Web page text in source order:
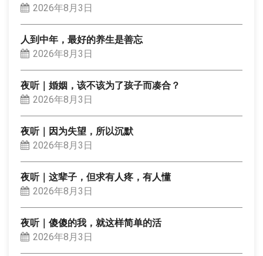
2026年8月3日
人到中年，最好的养生是善忘
2026年8月3日
夜听｜婚姻，该不该为了孩子而凑合？
2026年8月3日
夜听｜因为失望，所以沉默
2026年8月3日
夜听｜这辈子，但求有人疼，有人懂
2026年8月3日
夜听｜傻傻的我，就这样简单的活
2026年8月3日